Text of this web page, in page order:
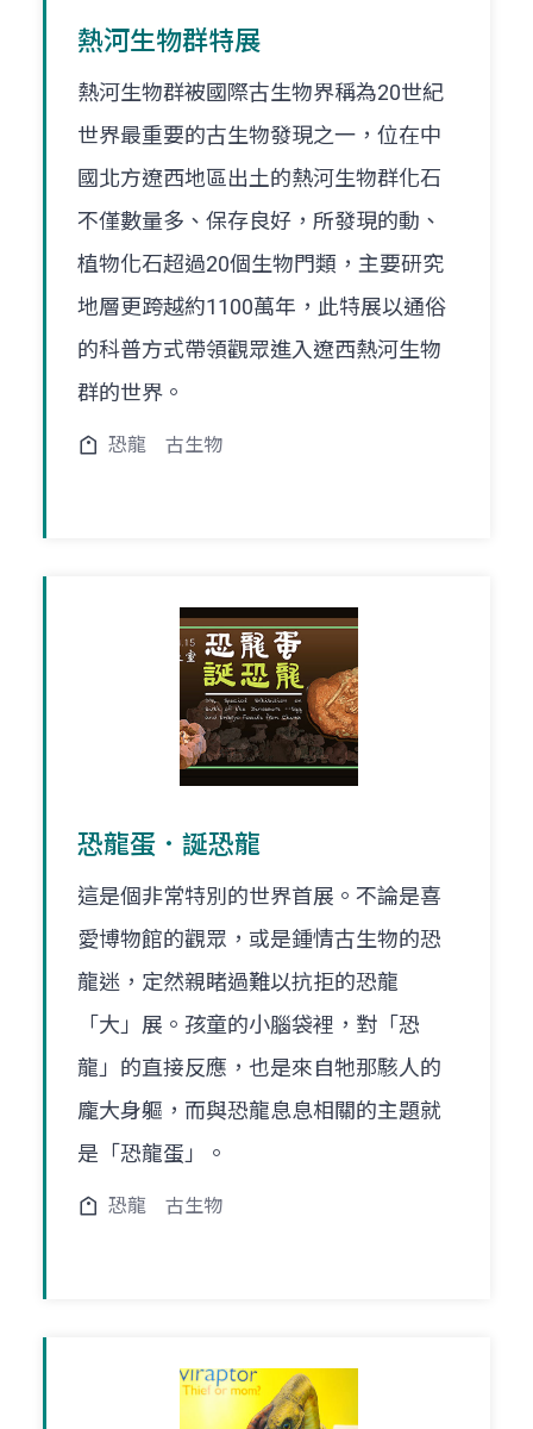
熱河生物群特展
熱河生物群被國際古生物界稱為20世紀
世界最重要的古生物發現之一，位在中
國北方遼西地區出土的熱河生物群化石
不僅數量多、保存良好，所發現的動、
植物化石超過20個生物門類，主要研究
地層更跨越約1100萬年，此特展以通俗
的科普方式帶領觀眾進入遼西熱河生物
群的世界。
恐龍 古生物
恐龍蛋．誕恐龍
這是個非常特別的世界首展。不論是喜
愛博物館的觀眾，或是鍾情古生物的恐
龍迷，定然親睹過難以抗拒的恐龍
「大」展。孩童的小腦袋裡，對「恐
龍」的直接反應，也是來自牠那駭人的
龐大身軀，而與恐龍息息相關的主題就
是「恐龍蛋」。
恐龍 古生物